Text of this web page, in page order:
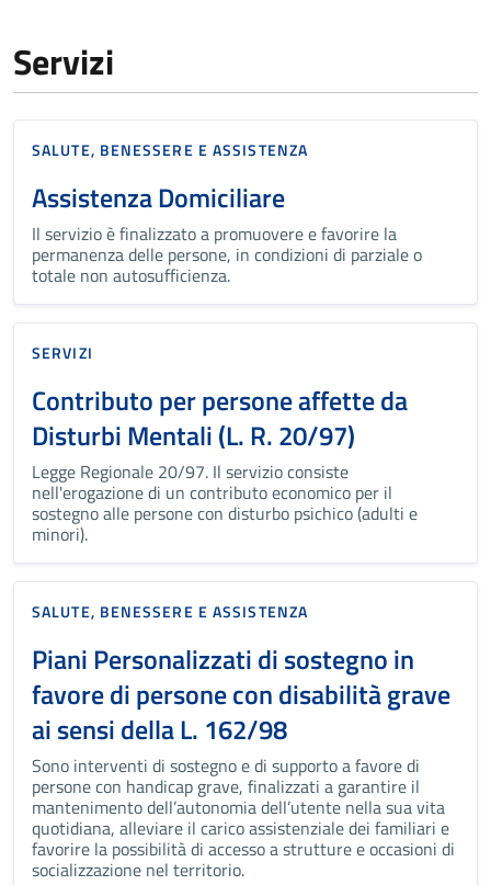
Servizi
SALUTE, BENESSERE E ASSISTENZA
Assistenza Domiciliare
Il servizio è finalizzato a promuovere e favorire la
permanenza delle persone, in condizioni di parziale o
totale non autosufficienza.
SERVIZI
Contributo per persone affette da
Disturbi Mentali (L. R. 20/97)
Legge Regionale 20/97. Il servizio consiste
nell'erogazione di un contributo economico per il
sostegno alle persone con disturbo psichico (adulti e
minori).
SALUTE, BENESSERE E ASSISTENZA
Piani Personalizzati di sostegno in
favore di persone con disabilità grave
ai sensi della L. 162/98
Sono interventi di sostegno e di supporto a favore di
persone con handicap grave, finalizzati a garantire il
mantenimento dell’autonomia dell’utente nella sua vita
quotidiana, alleviare il carico assistenziale dei familiari e
favorire la possibilità di accesso a strutture e occasioni di
socializzazione nel territorio.